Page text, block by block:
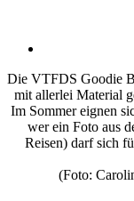
Die VTFDS Goodie
mit allerlei Material
Im Sommer eignen
wer ein Foto aus
Reisen) darf sich
(Foto: